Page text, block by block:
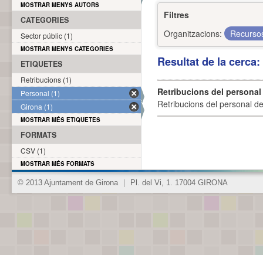
Filtres
Organitzacions:
Resultat de la
Retribucions del
Retribucions del personal
MOSTRAR MENYS AUTORS
CATEGORIES
Sector públic (1)
MOSTRAR MENYS CATEGORIES
ETIQUETES
Retribucions (1)
Personal (1)
Girona (1)
MOSTRAR MÉS ETIQUETES
FORMATS
CSV (1)
MOSTRAR MÉS FORMATS
© 2013 Ajuntament de Girona Pl. del Vi, 1. 17004 GIRONA